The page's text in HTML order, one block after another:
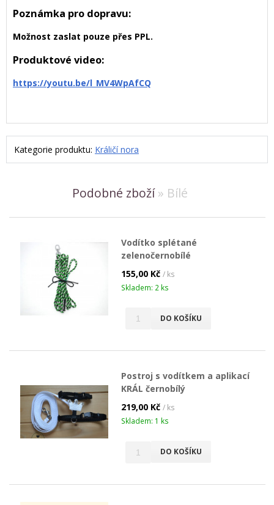
Poznámka pro dopravu:
Možnost zaslat pouze přes PPL.
Produktové video:
https://youtu.be/l_MV4WpAfCQ
Kategorie produktu: Králičí nora
Podobné zboží» Bílé
Vodítko splétané
zelenočernobílé
155,00 Kč / ks
Skladem: 2 ks
DO KOŠÍKU
Postroj s vodítkem a aplikací
KRÁL černobílý
219,00 Kč / ks
Skladem: 1 ks
DO KOŠÍKU